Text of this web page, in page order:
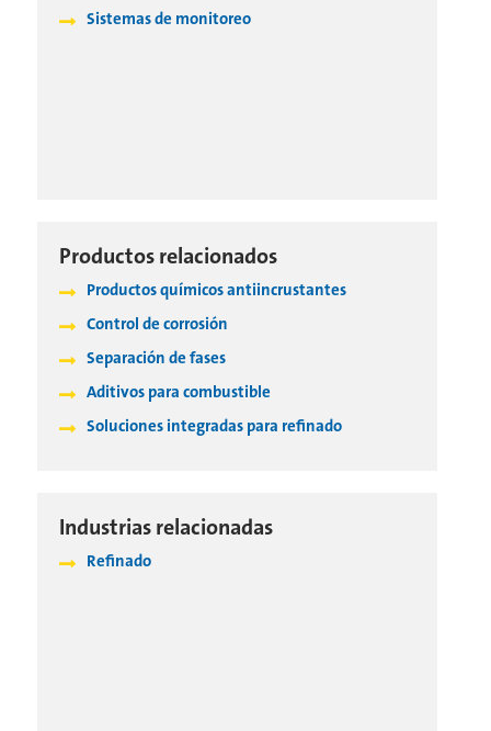
Sistemas de monitoreo
Productos relacionados
Productos químicos antiincrustantes
Control de corrosión
Separación de fases
Aditivos para combustible
Soluciones integradas para refinado
Industrias relacionadas
Refinado